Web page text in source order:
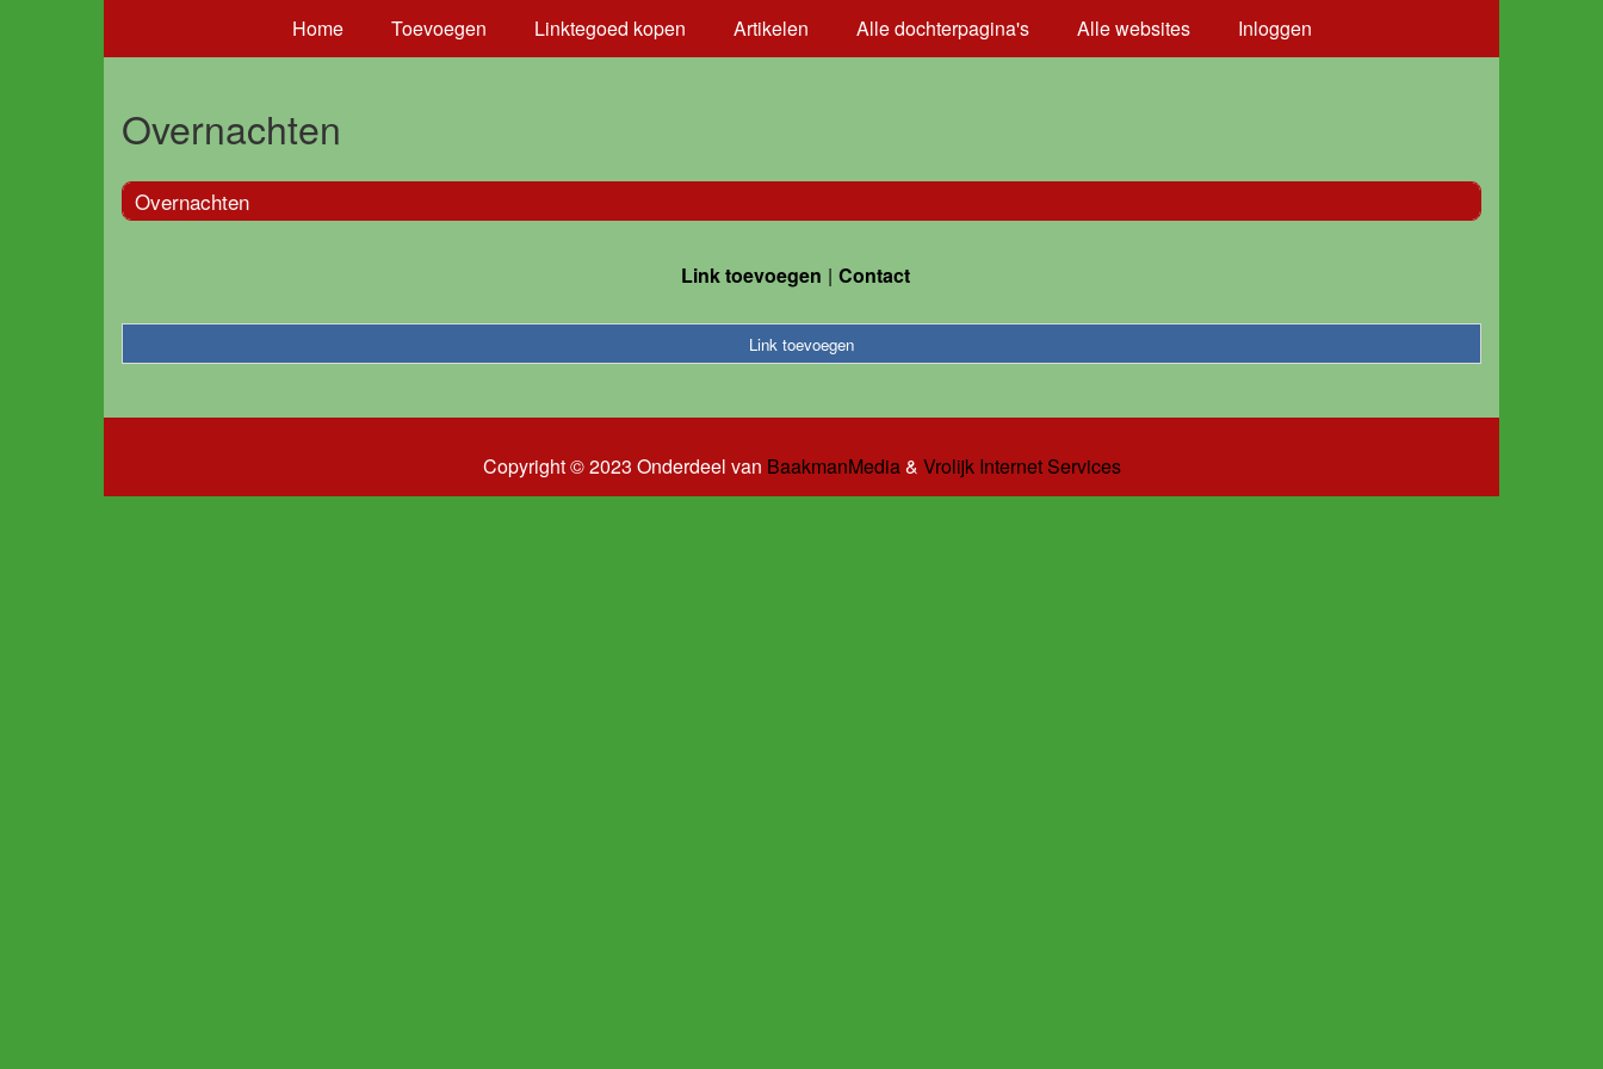
Home Toevoegen Linktegoed kopen Artikelen Alle dochterpagina's Alle websites Inloggen
Overnachten
Overnachten
Link toevoegen Contact
Link toevoegen
Copyright © 2023 Onderdeel van BaakmanMedia& Vrolijk Internet Services